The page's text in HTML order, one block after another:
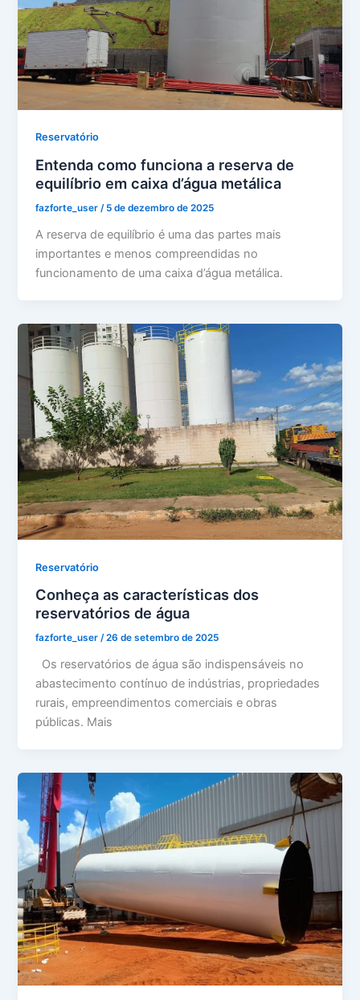
Reservatório
Entenda como funciona a reserva de
equilíbrio em caixa d’água metálica
fazforte_user/ 5 de dezembro de 2025
A reserva de equilíbrio é uma das partes mais
importantes e menos compreendidas no
funcionamento de uma caixa d’água metálica.
Reservatório
Conheça as características dos
reservatórios de água
fazforte_user/26 de setembro de 2025
Os reservatórios de água são indispensáveis no
abastecimento contínuo de indústrias, propriedades
rurais, empreendimentos comerciais e obras
públicas. Mais